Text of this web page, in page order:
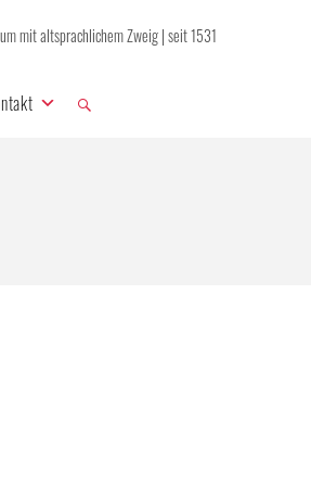
mit altsprachlichem Zweig | seit 1531